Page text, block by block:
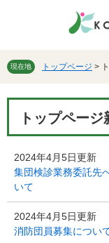
先
で
を
ば
本
現在地 トップページ >
トップペー
2024年4月5日更新
集団検診業務委託先
いて
2024年4月5日更新
消防団員募集につい